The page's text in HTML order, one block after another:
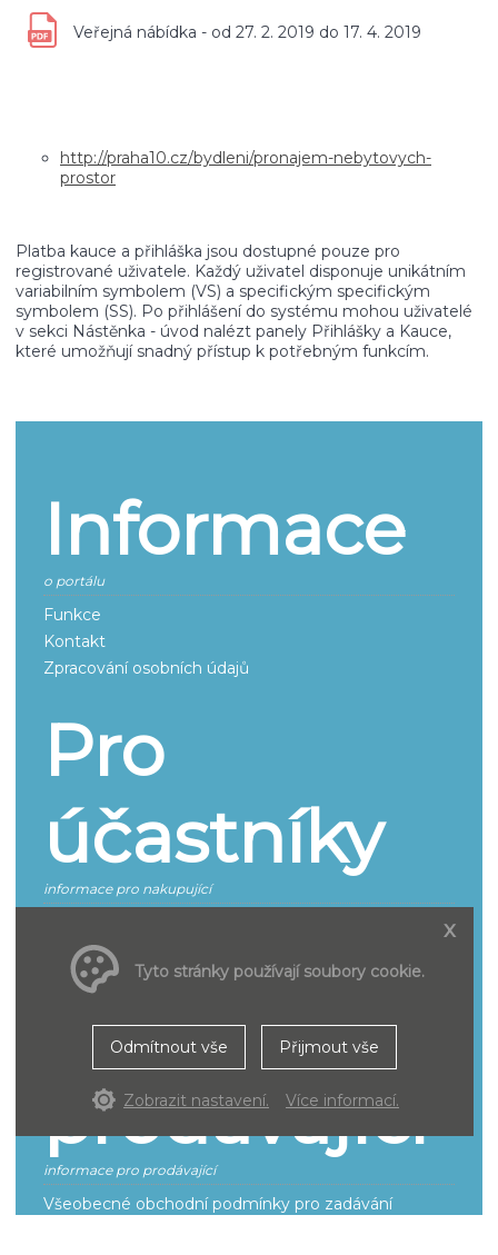
Veřejná nábídka - od 27. 2. 2019 do 17. 4. 2019
http://praha10.cz/bydleni/pronajem-nebytovych-
prostor
Platba kauce a přihláška jsou dostupné pouze pro
registrované uživatele. Každý uživatel disponuje unikátním
variabilním symbolem (VS) a specifickým specifickým
symbolem (SS). Po přihlášení do systému mohou uživatelé
v sekci Nástěnka - úvod nalézt panely Přihlášky a Kauce,
které umožňují snadný přístup k potřebným funkcím.
Informace
o portálu
Funkce
Kontakt
Zpracování osobních údajů
Pro
účastníky
informace pro nakupující
Smluvní podmínky pro účastníky řízení
Pro
prodávající
informace pro prodávající
Všeobecné obchodní podmínky pro zadávání
x
Tyto stránky používají soubory cookie.
Odmítnout vše Přijmout vše
Zobrazit nastavení. Více informací.